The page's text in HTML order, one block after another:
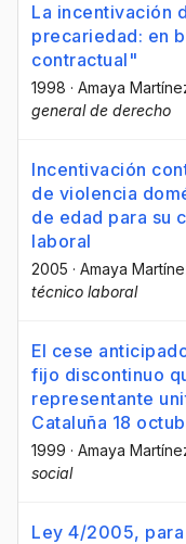
La incentivación
precariedad: en
contractual"
1998 · Amaya
general de derecho
Incentivación
de violencia
de edad para su
laboral
2005 · Amaya
técnico laboral
El cese
fijo discontinuo
representante
Cataluña 18
1999 · Amaya
social
Ley 4/2005,